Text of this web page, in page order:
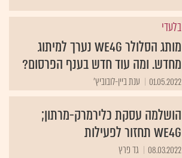
בלעדי
מותג הסלולר WE4G נערך למיתוג
מחדש. ומה עוד חדש בענף הפרסום?
01.05.2022 ענת ביין-לובוביץ'
הושלמה עסקת כלירמרק-מרתון;
WE4G תחזור לפעילות
08.03.2022 גד פרץ